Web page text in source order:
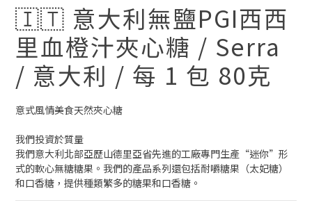
🇮🇹 意大利無鹽PGI西西
里血橙汁夾心糖 / Serra
/ 意大利 / 每 1 包 80克
意式風情美食天然夾心糖
我們投資於質量
我們意大利北部亞歷山德里亞省先進的工廠專門生產“迷你”形
式的軟心無糖糖果。我們的產品系列還包括耐嚼糖果（太妃糖）
和口香糖，提供種類繁多的糖果和口香糖。